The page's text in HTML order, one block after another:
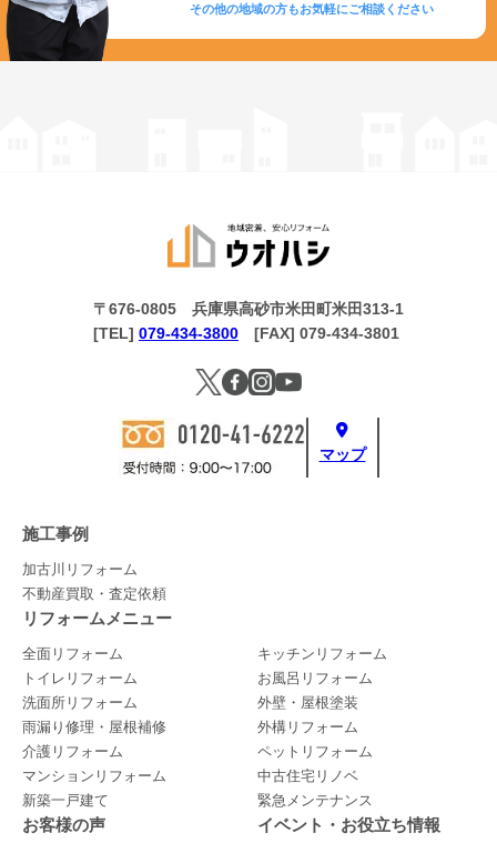
その他の地域の方もお気軽にご相談ください
マップ
〒676-0805 兵庫県高砂市米田町米田313-1
[TEL] 079-434-3800 [FAX] 079-434-3801
施工事例
加古川リフォーム
不動産買取・査定依頼
リフォームメニュー
全面リフォーム
キッチンリフォーム
トイレリフォーム
お風呂リフォーム
洗面所リフォーム
外壁・屋根塗装
雨漏り修理・屋根補修
外構リフォーム
介護リフォーム
ペットリフォーム
マンションリフォーム
中古住宅リノベ
新築一戸建て
緊急メンテナンス
お客様の声 イベント・お役立ち情報